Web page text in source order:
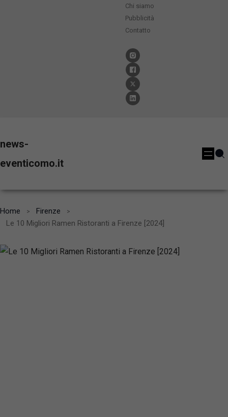
Chi siamo
Pubblicità
Contatto
news-
eventicomo.it
Home
Firenze
Le 10 Migliori Ramen Ristoranti a Firenze [2024]